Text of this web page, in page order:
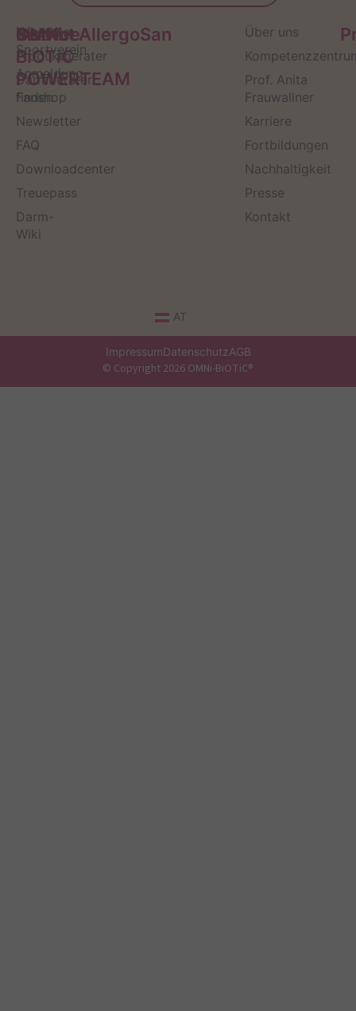
Service
Kontakt
Produktberater
Darmberater
finden
Newsletter
FAQ
Downloadcenter
Treuepass
Darm-
Wiki
OMNi-
BiOTiC
POWERTEAM
Infos zum
Sportverein
Anmeldung
Fanshop
Institut AllergoSan
Über uns
Prof. Anita
Frauwallner
Karriere
Fortbildungen
Nachhaltigkeit
Presse
Kontakt
AT
ImpressumDatenschutzAGB
© Copyright 2026 OMNi-BiOTiC®